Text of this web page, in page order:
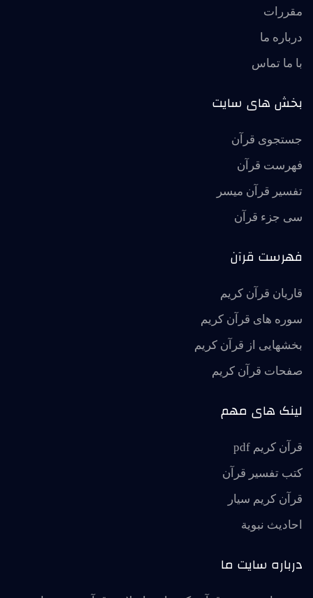
مقررات
درباره ما
با ما تماس
بخش های سایت
جستجوی قرآن
فهرست قرآن
تفسير قرآن ميسر
سی جزء قرآن
فهرست قرآن
قاریان قرآن کریم
سوره های قرآن کریم
بخشهایی از قرآن کریم
صفحات قرآن کریم
لینک های مهم
قرآن کریم pdf
کتب تفسیر قرآن
قرآن کریم سیار
احاديث نبوية
درباره سایت ما